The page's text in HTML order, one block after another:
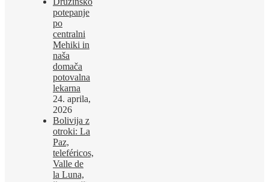
potepanje
po
centralni
Mehiki in
naša
domača
potovalna
lekarna
24. aprila,
2026
Bolivija z
otroki: La
Paz,
teleféricos,
Valle de
la Luna,